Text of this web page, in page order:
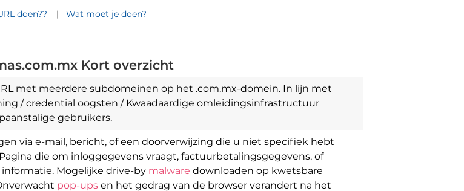
doen?? Wat moet je doen?
Kort overzicht
met meerdere subdomeinen op het .com.mx-domein. In lijn met
/ credential oogsten / Kwaadaardige omleidingsinfrastructuur
gebruikers.
via e-mail, bericht, of een doorverwijzing die u niet specifiek hebt
die om inloggegevens vraagt, factuurbetalingsgegevens, of
Mogelijke drive-by malware downloaden op kwetsbare
pop-ups en het gedrag van de browser verandert na het